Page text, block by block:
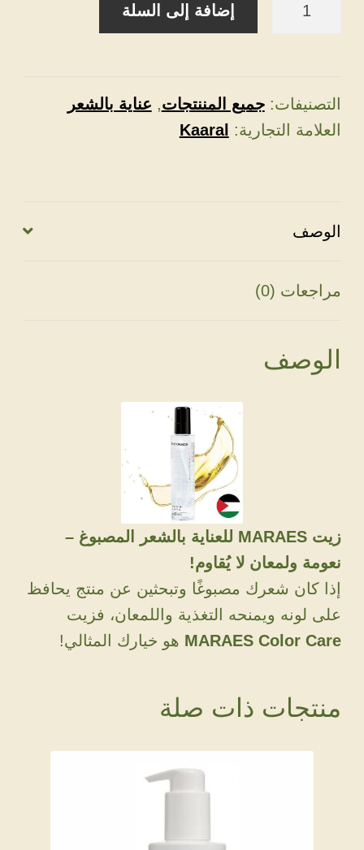
Care
Oil
إضافة إلى السلة
التصنيفات:جميع المننتجات, عناية بالشعر
العلامة التجارية: Kaaral
الوصف
مراجعات (0)
الوصف
زيت MARAES للعناية بالشعر المصبوغ –
نعومة ولمعان لا يُقاوم!
إذا كان شعرك مصبوغًا وتبحثين عن منتج يحافظ
على لونه ويمنحه التغذية واللمعان، فزيت
MARAES Color Care هو خيارك المثالي!
منتجات ذات صلة